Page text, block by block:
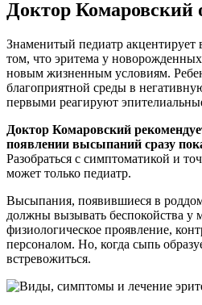
Доктор Комаровский
Знаменитый педиатр акцентирует
том, что эритема у
новым жизненным условиям.
благоприятной среды в
первыми реагируют
Доктор Комаровский
появлении высыпаний сразу
Разобраться с симптоматикой и
может только педиатр.
Высыпания, появившиеся в
должны вызывать беспокойства у
физиологическое проявление,
персоналом. Но, когда сыпь
встревожиться.